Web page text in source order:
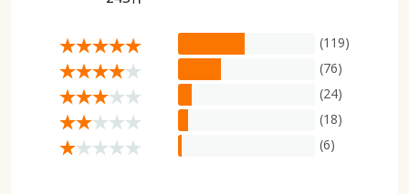
(119)
(76)
(24)
(18)
(6)